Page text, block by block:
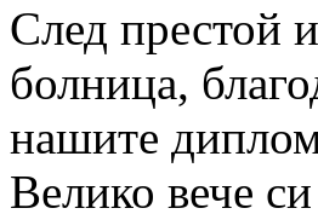
След престой
болница,
нашите
Велико вече